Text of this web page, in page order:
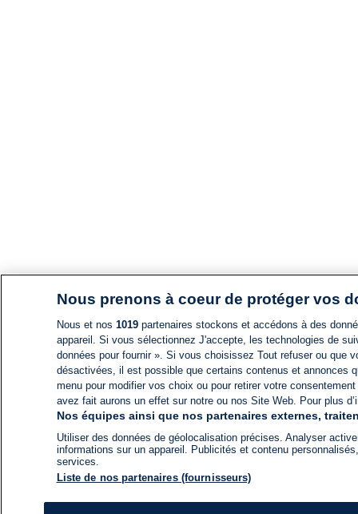
Nous prenons à coeur de protéger vos
Nous et nos 1019partenaires stockons et accédons à des
appareil. Si vous sélectionnez J'accepte, les technologies de
données pour fournir ». Si vous choisissez Tout refuser ou
désactivées, il est possible que certains contenus et annonces
menu pour modifier vos choix ou pour retirer votre
avez fait aurons un effet sur notre ou nos Site Web. Pour plus
Nos équipes ainsi que nos partenaires externes,
Utiliser des données de géolocalisation précises. Analyser
informations sur un appareil. Publicités et contenu
services.
Liste de nos partenaires (fournisseurs)